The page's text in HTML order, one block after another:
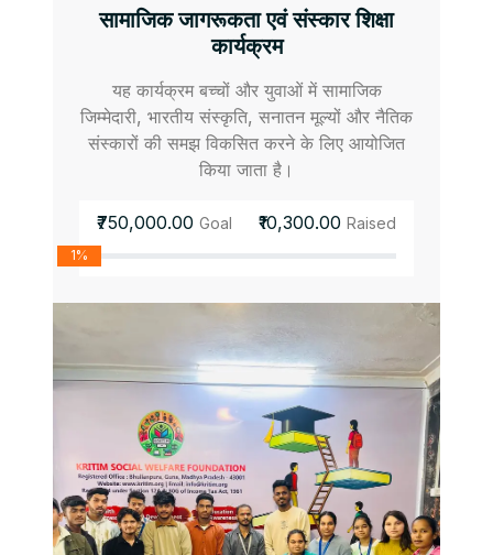
सामाजिक जागरूकता एवं संस्कार शिक्षा
कार्यक्रम
यह कार्यक्रम बच्चों और युवाओं में सामाजिक
जिम्मेदारी, भारतीय संस्कृति, सनातन मूल्यों और नैतिक
संस्कारों की समझ विकसित करने के लिए आयोजित
किया जाता है।
₹750,000.00 Goal ₹10,300.00 Raised
1%